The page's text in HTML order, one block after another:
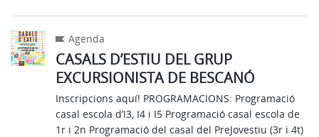
Agenda
CASALS D’ESTIU DEL GRUP
EXCURSIONISTA DE BESCANÓ
Inscripcions aquí! PROGRAMACIONS: Programació
casal escola d’I3, I4 i I5 Programació casal escola de
1r i 2n Programació del casal del PreJovestiu (3r i 4t)